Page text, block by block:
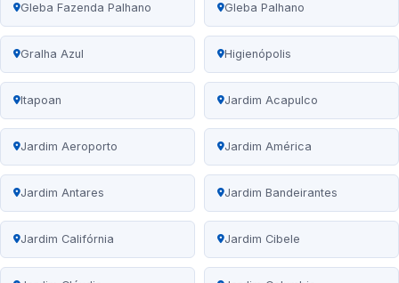
Gleba Fazenda Palhano Gleba Palhano
Gralha Azul Higienópolis
Itapoan Jardim Acapulco
Jardim Aeroporto Jardim América
Jardim Antares Jardim Bandeirantes
Jardim Califórnia Jardim Cibele